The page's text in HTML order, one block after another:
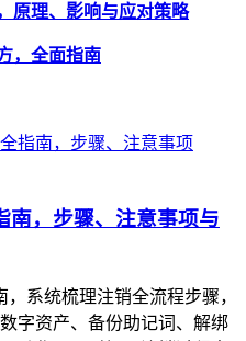
原理、影响与应对策略
，全面指南
南，步骤、注意事项与
系统梳理注销全流程步骤，
字资产、备份助记词、解绑